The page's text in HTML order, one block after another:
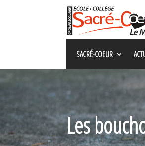
SACRÉ-COEUR
Les